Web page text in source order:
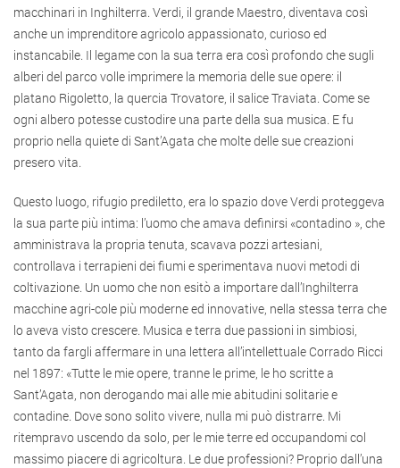
macchinari in Inghilterra. Verdi, il grande Maestro, diventava così
anche un imprenditore agricolo appassionato, curioso ed
instancabile. Il legame con la sua terra era così profondo che sugli
alberi del parco volle imprimere la memoria delle sue opere: il
platano Rigoletto, la quercia Trovatore, il salice Traviata. Come se
ogni albero potesse custodire una parte della sua musica. E fu
proprio nella quiete di Sant’Agata che molte delle sue creazioni
presero vita.
Questo luogo, rifugio prediletto, era lo spazio dove Verdi proteggeva
la sua parte più intima: l’uomo che amava definirsi «contadino », che
amministrava la propria tenuta, scavava pozzi artesiani,
controllava i terrapieni dei fiumi e sperimentava nuovi metodi di
coltivazione. Un uomo che non esitò a importare dall’Inghilterra
macchine agri-cole più moderne ed innovative, nella stessa terra che
lo aveva visto crescere. Musica e terra due passioni in simbiosi,
tanto da fargli affermare in una lettera all’intellettuale Corrado Ricci
nel 1897: «Tutte le mie opere, tranne le prime, le ho scritte a
Sant’Agata, non derogando mai alle mie abitudini solitarie e
contadine. Dove sono solito vivere, nulla mi può distrarre. Mi
ritempravo uscendo da solo, per le mie terre ed occupandomi col
massimo piacere di agricoltura. Le due professioni? Proprio dall’una